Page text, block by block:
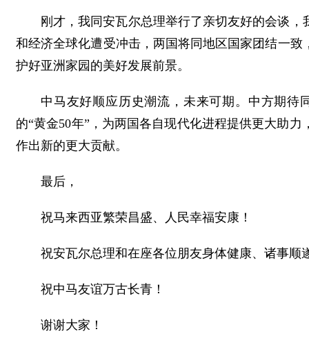
刚才，我同安瓦尔总理举行了亲切友好的会谈
和经济全球化遭受冲击，两国将同地区国家团结一
护好亚洲家园的美好发展前景。
中马友好顺应历史潮流，未来可期。中方期待
的“黄金50年”，为两国各自现代化进程提供更大助
作出新的更大贡献。
最后，
祝马来西亚繁荣昌盛、人民幸福安康！
祝安瓦尔总理和在座各位朋友身体健康、诸事顺
祝中马友谊万古长青！
谢谢大家！